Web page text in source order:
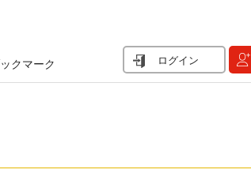
クマーク ログイン